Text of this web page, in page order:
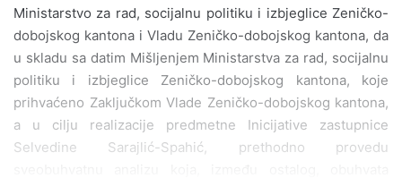
Ministarstvo za rad, socijalnu politiku i izbjeglice Zeničko-
dobojskog kantona i Vladu Zeničko-dobojskog kantona, da
u skladu sa datim Mišljenjem Ministarstva za rad, socijalnu
politiku i izbjeglice Zeničko-dobojskog kantona, koje
prihvaćeno Zaključkom Vlade Zeničko-dobojskog kantona,
a u cilju realizacije predmetne Inicijative zastupnice
Selvedine Sarajlić-Spahić, prethodno provedu